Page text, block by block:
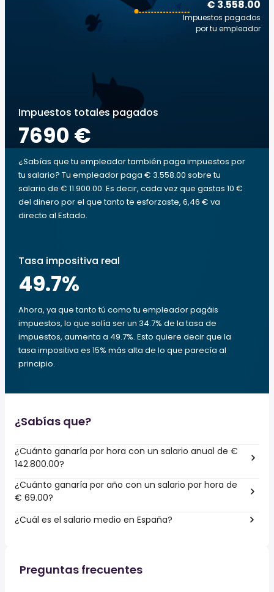
€ 3.558.00
Impuestos pagados
por tu empleador
Impuestos totales pagados
7690 €
¿Sabías que tu empleador también paga impuestos por
tu salario? Tu empleador paga € 3.558.00 sobre tu
salario de € 11.900.00. Es decir, cada vez que gastas 10 €
del dinero por el que tanto te esforzaste, 6,46 € va
directo al Estado.
Tasa impositiva real
49.7%
Ahora, ya que tanto tú como tu empleador pagáis
impuestos, lo que solía ser un 34.7% de la tasa de
impuestos, aumenta a 49.7%. Esto quiere decir que la
tasa impositiva es 15% más alta de lo que parecía al
principio.
¿Sabías que?
¿Cuánto ganaría por hora con un salario anual de €
142.800.00?
¿Cuánto ganaría por año con un salario por hora de
€ 69.00?
¿Cuál es el salario medio en España?
Preguntas frecuentes